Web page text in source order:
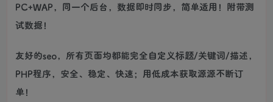
PC+WAP，同一个后台，数据即时同步，简单适用！附带测
试数据！
友好的seo，所有页面均都能完全自定义标题/关键词/描述，
PHP程序，安全、稳定、快速；用低成本获取源源不断订
单！